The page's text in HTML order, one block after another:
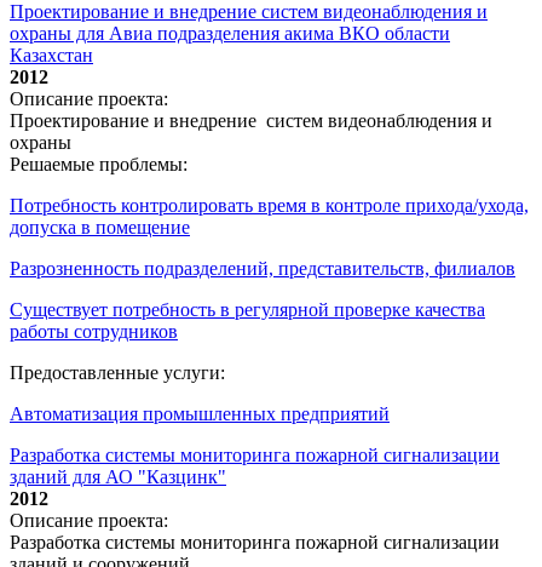
Проектирование и внедрение систем видеонаблюдения и
охраны для Авиа подразделения акима ВКО области
Казахстан
2012
Описание проекта:
Проектирование и внедрение систем видеонаблюдения и
охраны
Решаемые проблемы:
Потребность контролировать время в контроле прихода/ухода,
допуска в помещение
Разрозненность подразделений, представительств, филиалов
Существует потребность в регулярной проверке качества
работы сотрудников
Предоставленные услуги:
Автоматизация промышленных предприятий
Разработка системы мониторинга пожарной сигнализации
зданий для АО "Казцинк"
2012
Описание проекта:
Разработка системы мониторинга пожарной сигнализации